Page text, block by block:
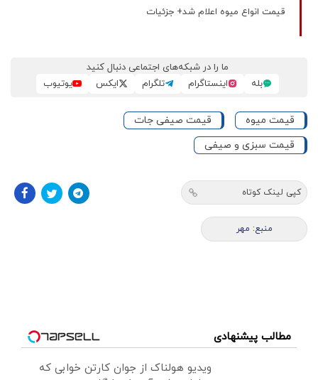
قیمت انواع میوه اعلام شد+ جزئیات
ما را در شبکه‌های اجتماعی دنبال کنید
بله
اینستاگرام تلگرام ایکس یوتیوب
قیمت میوه
قیمت صیفی جات
قیمت سبزی و صیفی
کپی لینک کوتاه
منبع: مهر
مطالب پیشنهادی
ویدیو هولناک از جوان کارتن خوابی که